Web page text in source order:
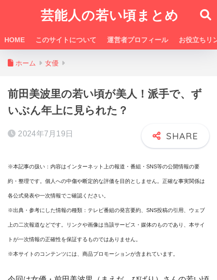
芸能人の若い頃まとめ
HOME このサイトについて 運営者プロフィール お役立ちリ
ホーム 女優
前田美波里の若い頃が美人！派手で、ず
いぶん年上に見られた？
2024年7月19日
※本記事の扱い：内容はインターネット上の報道・番組・SNS等の公開情報の要
約・整理です。個人への中傷や断定的な評価を目的としません。正確な事実関係は
各公式発表や一次情報でご確認ください。
※出典・参考にした情報の種類：テレビ番組の発言要約、SNS投稿の引用、ウェブ
上の二次報道などです。リンクや画像は当該サービス・媒体のものであり、本サイ
トが一次情報の正確性を保証するものではありません。
※本サイトのコンテンツには、商品プロモーションが含まれています。